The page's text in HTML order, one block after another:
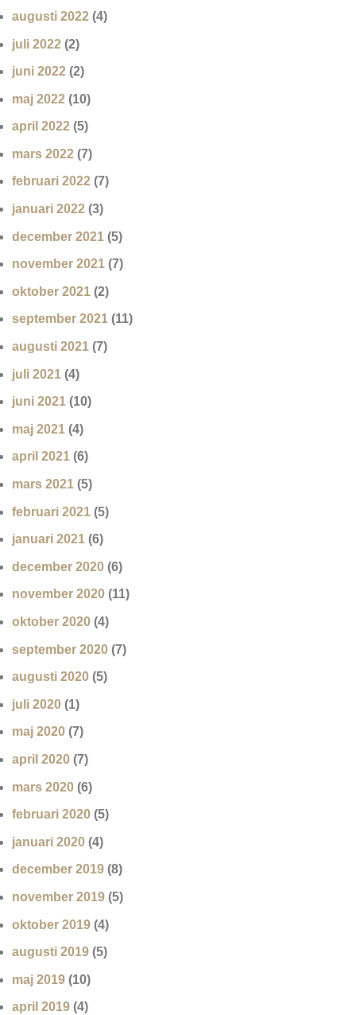
augusti 2022 (4)
juli 2022 (2)
juni 2022 (2)
maj 2022 (10)
april 2022 (5)
mars 2022 (7)
februari 2022 (7)
januari 2022 (3)
december 2021 (5)
november 2021 (7)
oktober 2021 (2)
september 2021 (11)
augusti 2021 (7)
juli 2021 (4)
juni 2021 (10)
maj 2021 (4)
april 2021 (6)
mars 2021 (5)
februari 2021 (5)
januari 2021 (6)
december 2020 (6)
november 2020 (11)
oktober 2020 (4)
september 2020 (7)
augusti 2020 (5)
juli 2020 (1)
maj 2020 (7)
april 2020 (7)
mars 2020 (6)
februari 2020 (5)
januari 2020 (4)
december 2019 (8)
november 2019 (5)
oktober 2019 (4)
augusti 2019 (5)
maj 2019 (10)
april 2019 (4)